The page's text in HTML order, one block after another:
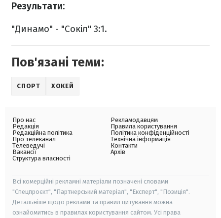
Результати:
"Динамо" - "Сокіл" 3:1.
Пов'язані теми:
СПОРТ ХОКЕЙ
Про нас
Редакція
Редакційна політика
Про телеканал
Телеведучі
Вакансії
Структура власності
Рекламодавцям
Правила користування
Політика конфіденційності
Технічна інформація
Контакти
Архів
Всі комерційні рекламні матеріали позначені словами
"Спецпроєкт", "Партнерський матеріал", "Експерт", "Позиція".
Детальніше щодо реклами та правил цитування можна
ознайомитись в правилах користування сайтом. Усі права